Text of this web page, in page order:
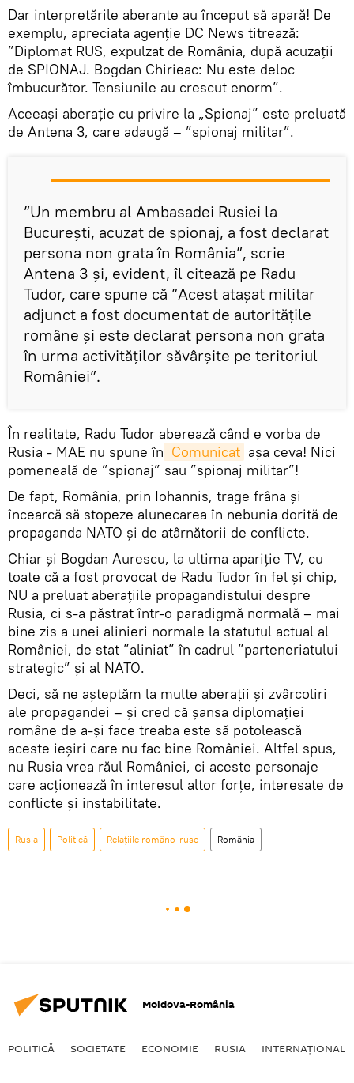
Dar interpretările aberante au început să apară! De
exemplu, apreciata agenție DC News titrează:
”Diplomat RUS, expulzat de România, după acuzații
de SPIONAJ. Bogdan Chirieac: Nu este deloc
îmbucurător. Tensiunile au crescut enorm”.
Aceeași aberație cu privire la „Spionaj” este preluată
de Antena 3, care adaugă – ”spionaj militar”.
”Un membru al Ambasadei Rusiei la
Bucureşti, acuzat de spionaj, a fost declarat
persona non grata în România”, scrie
Antena 3 și, evident, îl citează pe Radu
Tudor, care spune că ”Acest atașat militar
adjunct a fost documentat de autoritățile
române şi este declarat persona non grata
în urma activităților săvârșite pe teritoriul
României”.
În realitate, Radu Tudor aberează când e vorba de
Rusia - MAE nu spune în Comunicat așa ceva! Nici
pomeneală de ”spionaj” sau ”spionaj militar”!
De fapt, România, prin Iohannis, trage frâna și
încearcă să stopeze alunecarea în nebunia dorită de
propaganda NATO și de atârnătorii de conflicte.
Chiar și Bogdan Aurescu, la ultima apariție TV, cu
toate că a fost provocat de Radu Tudor în fel și chip,
NU a preluat aberațiile propagandistului despre
Rusia, ci s-a păstrat într-o paradigmă normală – mai
bine zis a unei alinieri normale la statutul actual al
României, de stat ”aliniat” în cadrul ”parteneriatului
strategic” și al NATO.
Deci, să ne așteptăm la multe aberații și zvârcoliri
ale propagandei – și cred că șansa diplomației
române de a-și face treaba este să potolească
aceste ieșiri care nu fac bine României. Altfel spus,
nu Rusia vrea răul României, ci aceste personaje
care acționează în interesul altor forțe, interesate de
conflicte și instabilitate.
Rusia Politică Relațiile româno-ruse România
Moldova-România
POLITICĂ SOCIETATE ECONOMIE RUSIA INTERNAŢIONAL